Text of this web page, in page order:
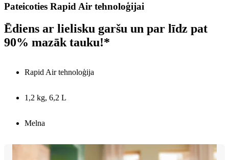
Pateicoties Rapid Air tehnoloģijai
Ēdiens ar lielisku garšu un par līdz pat
90% mazāk tauku!*
Rapid Air tehnoloģija
1,2 kg, 6,2 L
Melna